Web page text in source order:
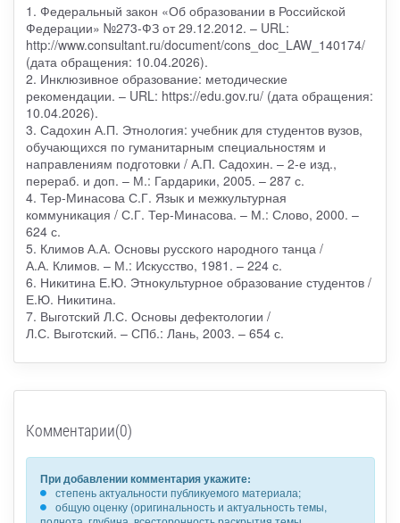
1. Федеральный закон «Об образовании в Российской
Федерации» №273-ФЗ от 29.12.2012. – URL:
http://www.consultant.ru/document/cons_doc_LAW_140174/
(дата обращения: 10.04.2026).
2. Инклюзивное образование: методические
рекомендации. – URL: https://edu.gov.ru/ (дата обращения:
10.04.2026).
3. Садохин А.П. Этнология: учебник для студентов вузов,
обучающихся по гуманитарным специальностям и
направлениям подготовки / А.П. Садохин. – 2-е изд.,
перераб. и доп. – М.: Гардарики, 2005. – 287 с.
4. Тер-Минасова С.Г. Язык и межкультурная
коммуникация / С.Г. Тер-Минасова. – М.: Слово, 2000. –
624 с.
5. Климов А.А. Основы русского народного танца /
А.А. Климов. – М.: Искусство, 1981. – 224 с.
6. Никитина Е.Ю. Этнокультурное образование студентов /
Е.Ю. Никитина.
7. Выготский Л.С. Основы дефектологии /
Л.С. Выготский. – СПб.: Лань, 2003. – 654 с.
Комментарии(0)
При добавлении комментария укажите:
степень актуальности публикуемого материала;
общую оценку (оригинальность и актуальность темы,